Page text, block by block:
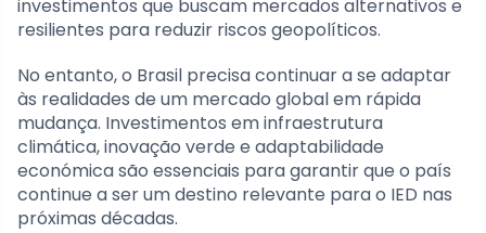
investimentos que buscam mercados alternativos e
resilientes para reduzir riscos geopolíticos.
No entanto, o Brasil precisa continuar a se adaptar
às realidades de um mercado global em rápida
mudança. Investimentos em infraestrutura
climática, inovação verde e adaptabilidade
económica são essenciais para garantir que o país
continue a ser um destino relevante para o IED nas
próximas décadas.